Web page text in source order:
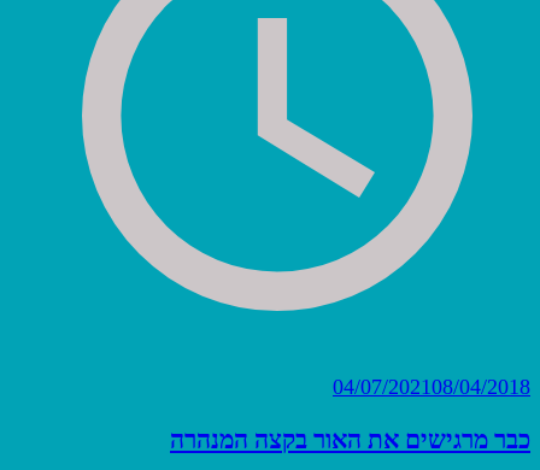
04/07/202108/04/2018
כבר מרגישים את האור בקצה המנהרה